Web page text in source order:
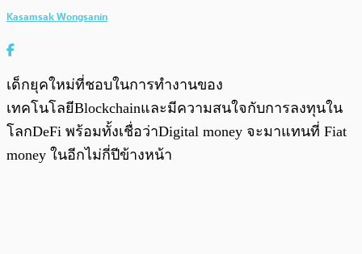
Kasamsak Wongsanin
เด็กยุคใหม่ที่ชอบในการทำงานของ
เทคโนโลยีBlockchainและมีความสนใจกับการลงทุนใน
โลกDeFi พร้อมทั้งเชื่อว่าDigital money จะมาแทนที่ Fiat
money ในอีกไม่กี่ปีข้างหน้า